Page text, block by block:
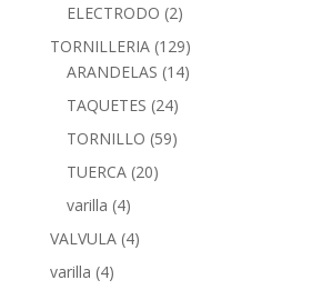
ELECTRODO (2)
TORNILLERIA (129)
ARANDELAS (14)
TAQUETES (24)
TORNILLO (59)
TUERCA (20)
varilla (4)
VALVULA (4)
varilla (4)